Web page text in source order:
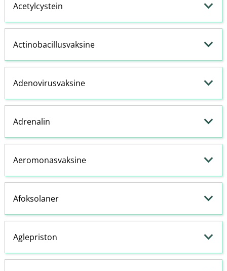
Acetylcystein
Actinobacillusvaksine
Adenovirusvaksine
Adrenalin
Aeromonasvaksine
Afoksolaner
Aglepriston